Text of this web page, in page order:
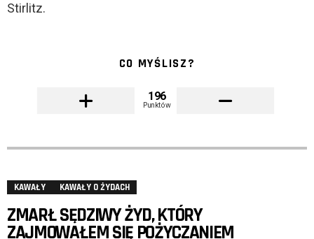
Stirlitz.
CO MYŚLISZ?
196
Punktów
KAWAŁY KAWAŁY O ŻYDACH
ZMARŁ SĘDZIWY ŻYD, KTÓRY
ZAJMOWAŁEM SIĘ POŻYCZANIEM